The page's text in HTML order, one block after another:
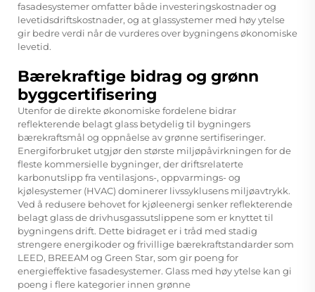
fasadesystemer omfatter både investeringskostnader og
levetidsdriftskostnader, og at glassystemer med høy ytelse
gir bedre verdi når de vurderes over bygningens økonomiske
levetid.
Bærekraftige bidrag og grønn
byggcertifisering
Utenfor de direkte økonomiske fordelene bidrar
reflekterende belagt glass betydelig til bygningers
bærekraftsmål og oppnåelse av grønne sertifiseringer.
Energiforbruket utgjør den største miljøpåvirkningen for de
fleste kommersielle bygninger, der driftsrelaterte
karbonutslipp fra ventilasjons-, oppvarmings- og
kjølesystemer (HVAC) dominerer livssyklusens miljøavtrykk.
Ved å redusere behovet for kjøleenergi senker reflekterende
belagt glass de drivhusgassutslippene som er knyttet til
bygningens drift. Dette bidraget er i tråd med stadig
strengere energikoder og frivillige bærekraftstandarder som
LEED, BREEAM og Green Star, som gir poeng for
energieffektive fasadesystemer. Glass med høy ytelse kan gi
poeng i flere kategorier innen grønne